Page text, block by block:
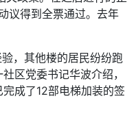
议得到全票通过。去年
，其他楼的居民纷纷跑
区党委书记华波介绍，
成了12部电梯加装的签